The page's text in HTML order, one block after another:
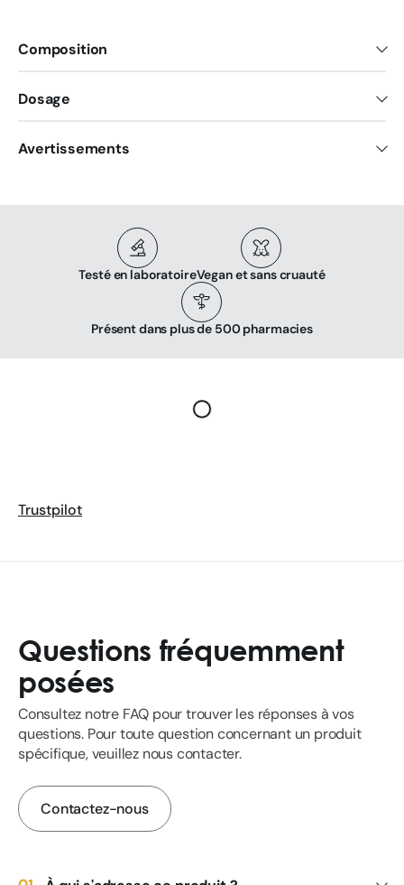
Composition
Dosage
Avertissements
Testé en laboratoireVegan et sans cruauté
Présent dans plus de 500 pharmacies
Trustpilot
Questions fréquemment
posées
Consultez notre FAQ pour trouver les réponses à vos
questions. Pour toute question concernant un produit
spécifique, veuillez nous contacter.
Contactez-nous